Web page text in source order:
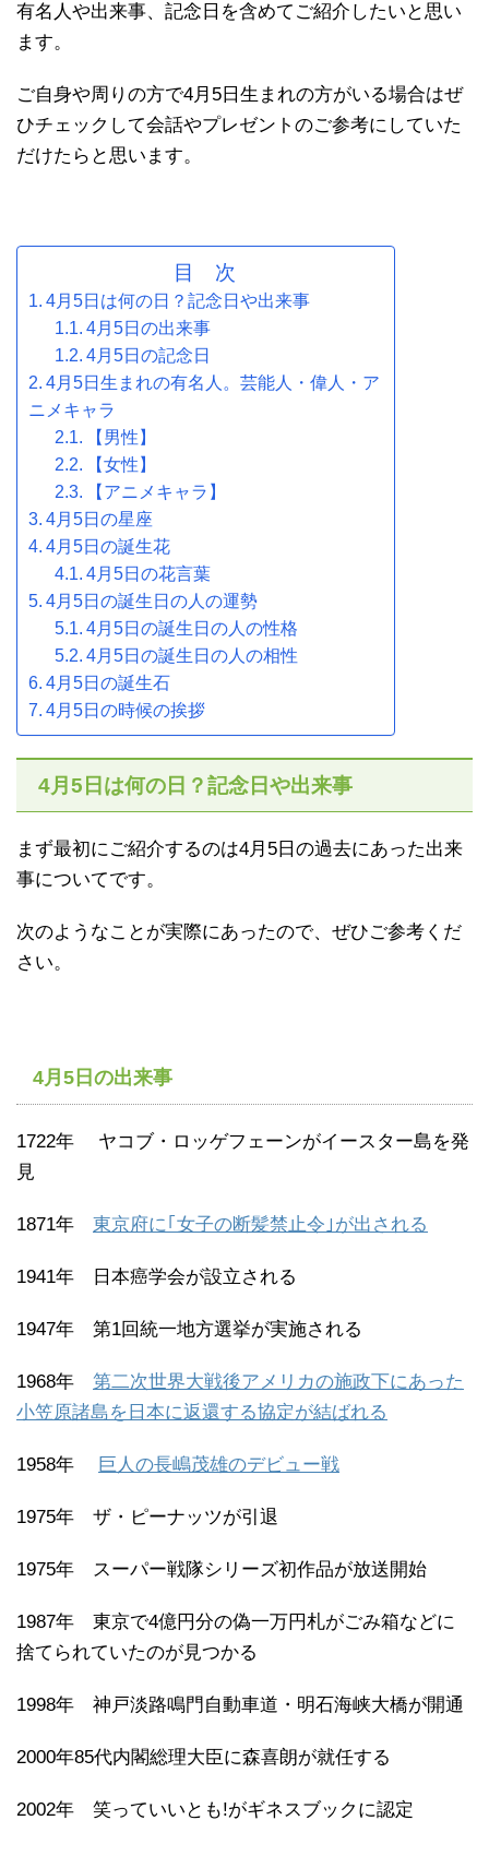
有名人や出来事、記念日を含めてご紹介したいと思い
ます。
ご自身や周りの方で4月5日生まれの方がいる場合はぜ
ひチェックして会話やプレゼントのご参考にしていた
だけたらと思います。
目 次
4月5日は何の日？記念日や出来事
4月5日の出来事
4月5日の記念日
4月5日生まれの有名人。芸能人・偉人・ア
ニメキャラ
【男性】
【女性】
【アニメキャラ】
4月5日の星座
4月5日の誕生花
4月5日の花言葉
4月5日の誕生日の人の運勢
4月5日の誕生日の人の性格
4月5日の誕生日の人の相性
4月5日の誕生石
4月5日の時候の挨拶
4月5日は何の日？記念日や出来事
まず最初にご紹介するのは4月5日の過去にあった出来
事についてです。
次のようなことが実際にあったので、ぜひご参考くだ
さい。
4月5日の出来事
1722年 ヤコブ・ロッゲフェーンがイースター島を発
見
1871年 東京府に｢女子の断髪禁止令｣が出される
1941年 日本癌学会が設立される
1947年 第1回統一地方選挙が実施される
1968年 第二次世界大戦後アメリカの施政下にあった
小笠原諸島を日本に返還する協定が結ばれる
1958年 巨人の長嶋茂雄のデビュー戦
1975年 ザ・ピーナッツが引退
1975年 スーパー戦隊シリーズ初作品が放送開始
1987年 東京で4億円分の偽一万円札がごみ箱などに
捨てられていたのが見つかる
1998年 神戸淡路鳴門自動車道・明石海峡大橋が開通
2000年85代内閣総理大臣に森喜朗が就任する
2002年 笑っていいとも!がギネスブックに認定